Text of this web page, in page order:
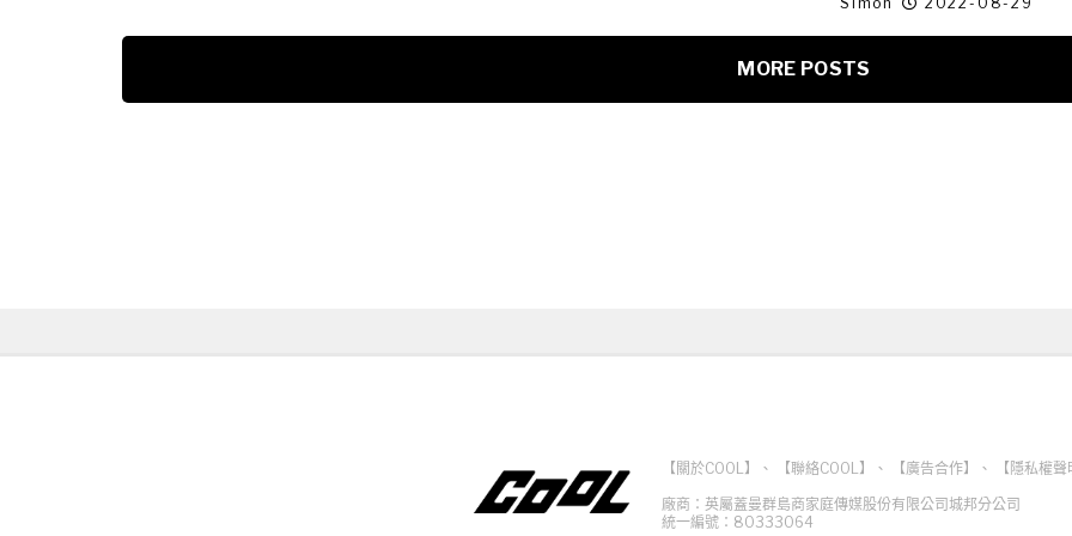
MORE POSTS
【關於COOL】 、 【聯絡COOL】 、 【廣告合作】 、
【隱私權
廠商：英屬蓋曼群島商家庭傳媒股份有限公司城邦分公司
統一編號：80333064